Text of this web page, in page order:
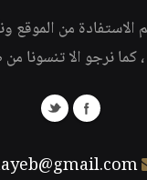
الاستفادة من الموقع
كما نرجو الا تنسونا